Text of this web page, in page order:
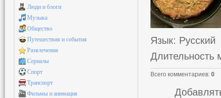
Язык: Русский
Длительность
Всего комментариев: 0
Люди и блоги
Музыка
Общество
Путешествия и события
Развлечения
Сериалы
Спорт
Транспорт
Фильмы и анимация